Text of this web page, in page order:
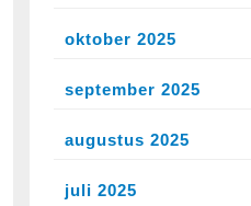
oktober 2025
september 2025
augustus 2025
juli 2025